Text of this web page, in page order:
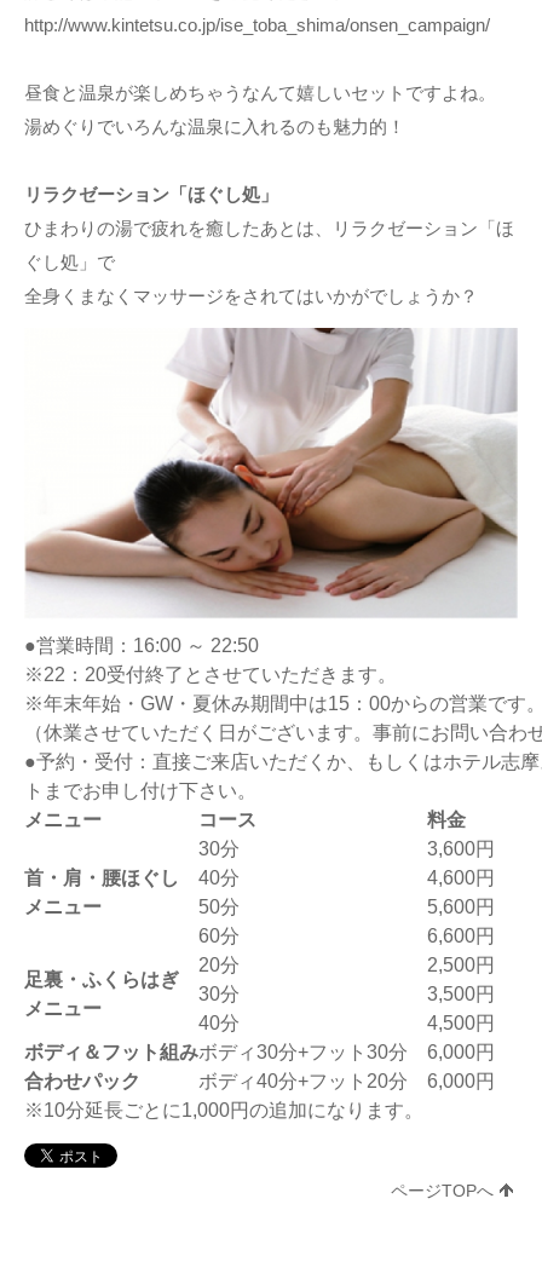
http://www.kintetsu.co.jp/ise_toba_shima/onsen_campaign/
昼食と温泉が楽しめちゃうなんて嬉しいセットですよね。
湯めぐりでいろんな温泉に入れるのも魅力的！
リラクゼーション「ほぐし処」
ひまわりの湯で疲れを癒したあとは、リラクゼーション「ほ
ぐし処」で
全身くまなくマッサージをされてはいかがでしょうか？
●営業時間：16:00 ～ 22:50
※22：20受付終了とさせていただきます。
※年末年始・GW・夏休み期間中は15：00からの営業です
（休業させていただく日がございます。事前にお問い合わ
●予約・受付：直接ご来店いただくか、もしくはホテル志
トまでお申し付け下さい。
メニュー
コース 料金
首・肩・腰ほぐし
メニュー
30分
3,600円
40分
4,600円
50分
5,600円
60分
6,600円
足裏・ふくらはぎ
メニュー
20分
2,500円
30分
3,500円
40分
4,500円
ボディ＆フット組み
合わせパック
ボディ30分+フット30分
6,000円
ボディ40分+フット20分
6,000円
※10分延長ごとに1,000円の追加になります。
ページTOPへ